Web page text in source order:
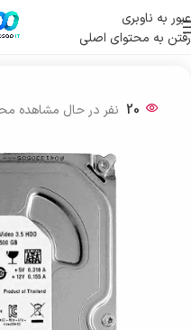
عبور به ناوبری
رفتن به محتوای اصلی
خانه/ ذخیره ساز اطلاعات
20 نفر در حال مشاهده